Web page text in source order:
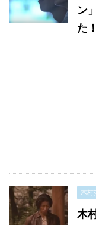
ン
た！
木村
木